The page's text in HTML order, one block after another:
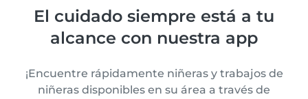
El cuidado siempre está a tu
alcance con nuestra app
¡Encuentre rápidamente niñeras y trabajos de
niñeras disponibles en su área a través de